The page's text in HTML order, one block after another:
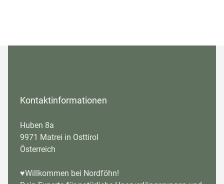
Kontaktinformationen
Huben 8a
9971 Matrei in Osttirol
Österreich
♥️Willkommen bei Nordföhn!